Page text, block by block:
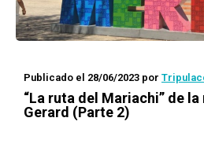
Publicado el 28/06/2023 por
“La ruta del Mariachi” de
Gerard (Parte 2)